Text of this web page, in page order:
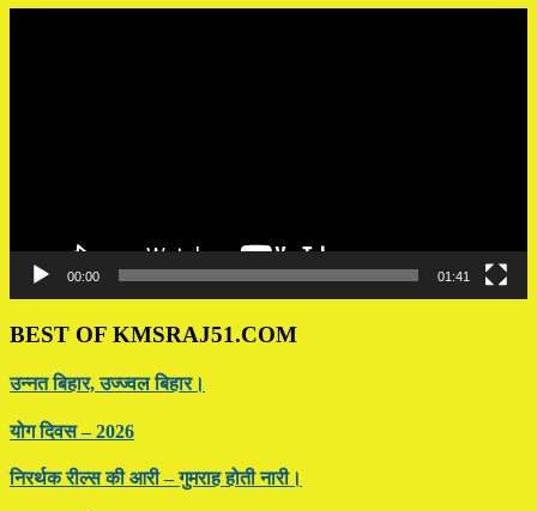
00:00 01:41
BEST OF KMSRAJ51.COM
उन्नत बिहार, उज्ज्वल बिहार।
योग दिवस – 2026
निरर्थक रील्स की आरी – गुमराह होती नारी।